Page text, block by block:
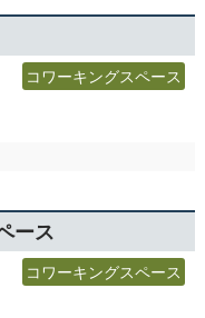
コワーキングスペース
ース
コワーキングスペース